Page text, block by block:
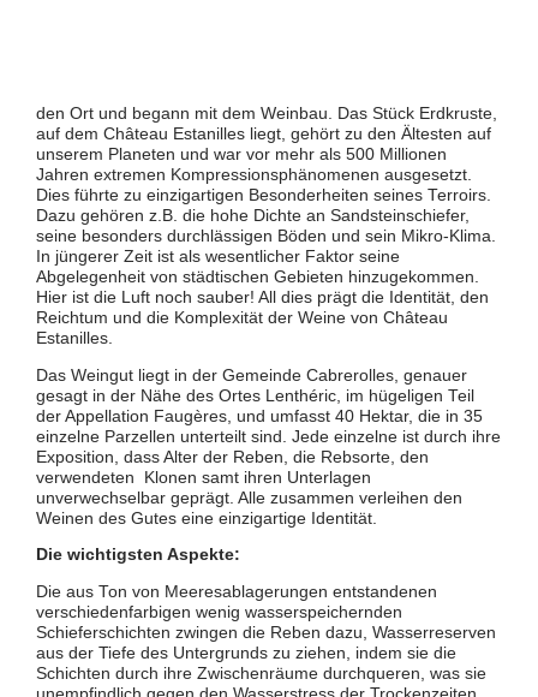
den Ort und begann mit dem Weinbau. Das Stück Erdkruste,
auf dem Château Estanilles liegt, gehört zu den Ältesten auf
unserem Planeten und war vor mehr als 500 Millionen
Jahren extremen Kompressionsphänomenen ausgesetzt.
Dies führte zu einzigartigen Besonderheiten seines Terroirs.
Dazu gehören z.B. die hohe Dichte an Sandsteinschiefer,
seine besonders durchlässigen Böden und sein Mikro-Klima.
In jüngerer Zeit ist als wesentlicher Faktor seine
Abgelegenheit von städtischen Gebieten hinzugekommen.
Hier ist die Luft noch sauber! All dies prägt die Identität, den
Reichtum und die Komplexität der Weine von Château
Estanilles.
Das Weingut liegt in der Gemeinde Cabrerolles, genauer
gesagt in der Nähe des Ortes Lenthéric, im hügeligen Teil
der Appellation Faugères, und umfasst 40 Hektar, die in 35
einzelne Parzellen unterteilt sind. Jede einzelne ist durch ihre
Exposition, dass Alter der Reben, die Rebsorte, den
verwendeten Klonen samt ihren Unterlagen
unverwechselbar geprägt. Alle zusammen verleihen den
Weinen des Gutes eine einzigartige Identität.
Die wichtigsten Aspekte:
Die aus Ton von Meeresablagerungen entstandenen
verschiedenfarbigen wenig wasserspeichernden
Schieferschichten zwingen die Reben dazu, Wasserreserven
aus der Tiefe des Untergrunds zu ziehen, indem sie die
Schichten durch ihre Zwischenräume durchqueren, was sie